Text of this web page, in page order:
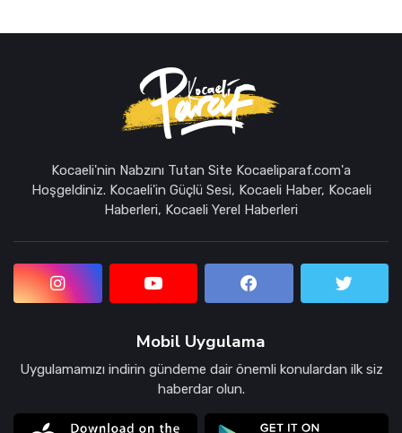
Kocaeli'nin Nabzını Tutan Site Kocaeliparaf.com'a
Hoşgeldiniz. Kocaeli'in Güçlü Sesi, Kocaeli Haber, Kocaeli
Haberleri, Kocaeli Yerel Haberleri
Mobil Uygulama
Uygulamamızı indirin gündeme dair önemli konulardan ilk siz
haberdar olun.